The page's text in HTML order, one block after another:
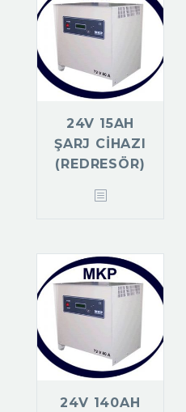
24V 15AH
ŞARJ CIHAZI
(REDRESÖR)
24V 140AH